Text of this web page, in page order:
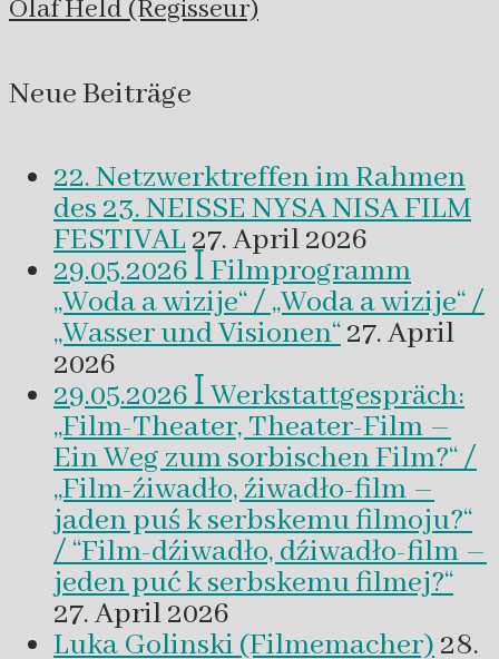
Olaf Held (Regisseur)
Neue Beiträge
22. Netzwerktreffen im Rahmen
des 23. NEISSE NYSA NISA FILM
FESTIVAL27. April 2026
29.05.2026 ꟾ Filmprogramm
„Woda a wizije“ / „Woda a wizije“ /
„Wasser und Visionen“27. April
2026
29.05.2026 ꟾ Werkstattgespräch:
„Film-Theater, Theater-Film –
Ein Weg zum sorbischen Film?“ /
„Film-źiwadło, źiwadło-film –
jaden puś k serbskemu filmoju?“
/ “Film-dźiwadło, dźiwadło-film –
jeden puć k serbskemu filmej?“
27. April 2026
Luka Golinski (Filmemacher)28.